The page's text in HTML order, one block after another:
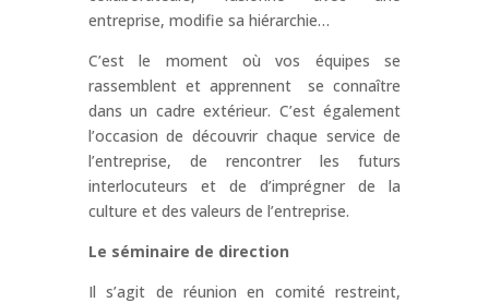
entreprise, modifie sa hiérarchie…
C’est le moment où vos équipes se
rassemblent et apprennent se connaître
dans un cadre extérieur. C’est également
l’occasion de découvrir chaque service de
l’entreprise, de rencontrer les futurs
interlocuteurs et de d’imprégner de la
culture et des valeurs de l’entreprise.
Le séminaire de direction
Il s’agit de réunion en comité restreint,